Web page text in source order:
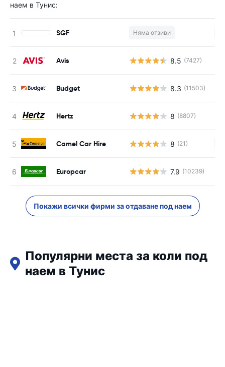
наем в Тунис:
SGF Няма отзиви
Avis 8.5 (7427)
Budget 8.3 (11503)
Hertz 8 (8807)
Camel Car Hire 8 (21)
Europcar 7.9 (10239)
Покажи всички фирми за отдаване под наем
Популярни места за коли под
наем в Тунис